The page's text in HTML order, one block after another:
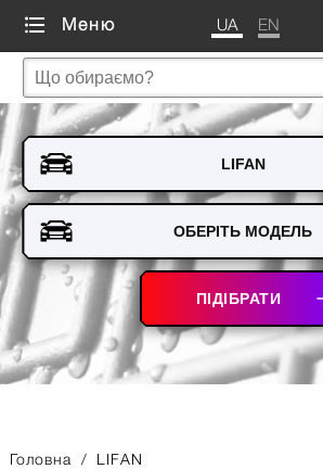
Меню UA EN
ПІДІБРАТИ
Головна / LIFAN